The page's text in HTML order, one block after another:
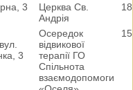
3
Церква Св.
Андрія
3
Осередок
відвикової
терапії ГО
Спільнота
взаємодопомоги